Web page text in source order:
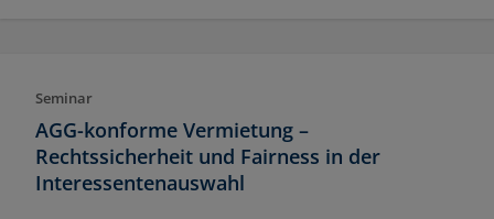
Seminar
AGG-konforme Vermietung –
Rechtssicherheit und Fairness in der
Interessentenauswahl